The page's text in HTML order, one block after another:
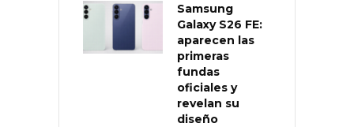
Samsung
Galaxy S26 FE:
aparecen las
primeras
fundas
oficiales y
revelan su
diseño